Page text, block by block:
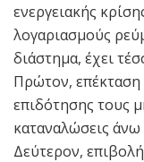
ενεργειακής
λογαριασμούς
διάστημα, έχει
Πρώτον,
επιδότησης τους
καταναλώσεις άνω
Δεύτερον,